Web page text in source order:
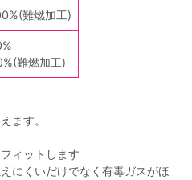
難燃加工)
難燃加工)
ます。
ィットします
にくいだけでなく有毒ガスがほ